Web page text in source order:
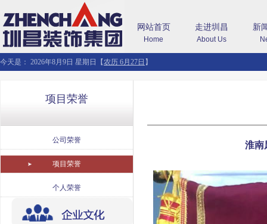
网站首页
Home
走进圳昌
About Us
新
今天是： 2026年8月9日 星期日 【农历 6月27日 】
项目荣誉
公司荣誉
项目荣誉
个人荣誉
淮南